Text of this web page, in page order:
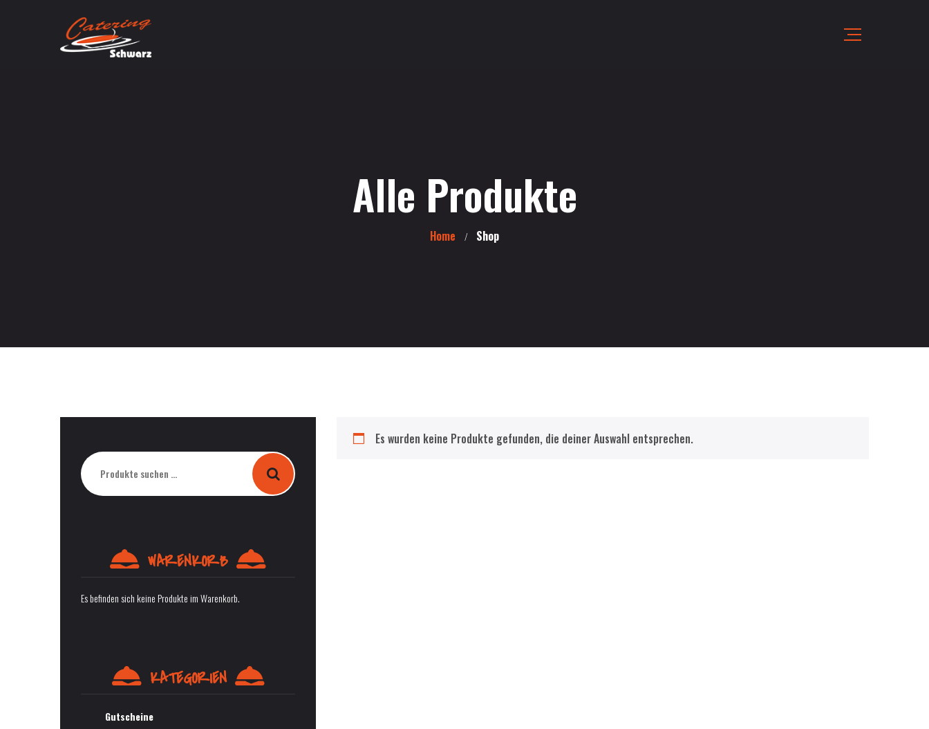
Alle Produkte
Home Shop
Es wurden keine Produkte gefunden, die deiner Auswahl entsprechen.
WARENKORB
Es befinden sich keine Produkte im Warenkorb.
KATEGORIEN
Gutscheine